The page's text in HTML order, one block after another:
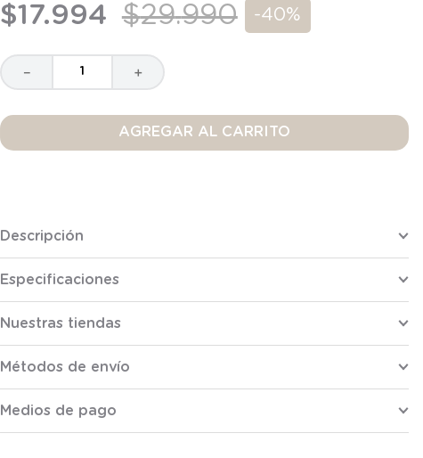
$17.994 $29.990 -40%
＋
－
AGREGAR AL CARRITO
Descripción
Especificaciones
Nuestras tiendas
Métodos de envío
Medios de pago